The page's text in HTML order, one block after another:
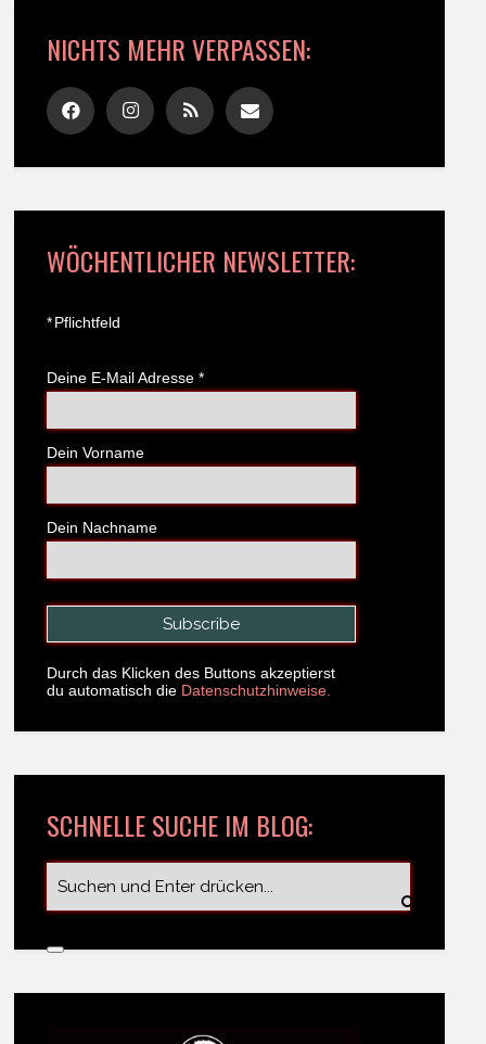
NICHTS MEHR VERPASSEN:
WÖCHENTLICHER NEWSLETTER:
*Pflichtfeld
Deine E-Mail Adresse *
Dein Vorname
Dein Nachname
Durch das Klicken des Buttons akzeptierst
du automatisch die Datenschutzhinweise.
SCHNELLE SUCHE IM BLOG: